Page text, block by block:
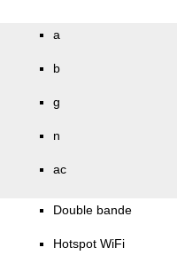
a
b
g
n
ac
Double bande
Hotspot WiFi